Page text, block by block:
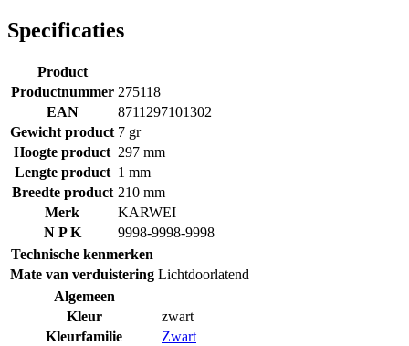
Specificaties
Product
Productnummer 275118
EAN
8711297101302
Gewicht product 7 gr
Hoogte product 297 mm
Lengte product 1 mm
Breedte product 210 mm
Merk
KARWEI
N P K
9998-9998-9998
Technische kenmerken
Mate van verduistering Lichtdoorlatend
Algemeen
Kleur
zwart
Kleurfamilie
Zwart